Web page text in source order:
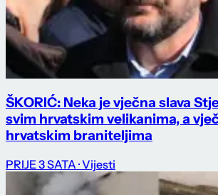
ŠKORIĆ: Neka je vječna slava
svim hrvatskim velikanima, a
hrvatskim braniteljima
PRIJE 3 SATA · Vijesti